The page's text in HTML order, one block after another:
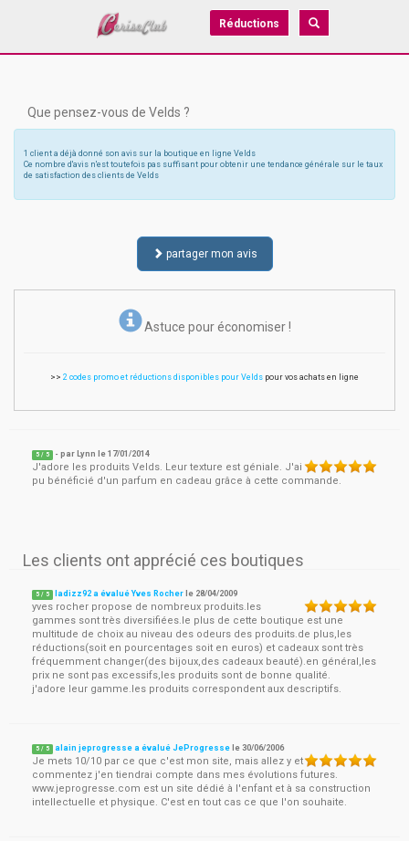
Réductions
Que pensez-vous de Velds ?
1 client a déjà donné son avis sur la boutique en ligne Velds
Ce nombre d'avis n'est toutefois pas suffisant pour obtenir une tendance générale sur le taux
de satisfaction des clients de Velds
partager mon avis
Astuce pour économiser !
>> 2 codes promo et réductions disponibles pour Velds pour vos achats en ligne
5 / 5 - par Lynn le17/01/2014
J'adore les produits Velds. Leur texture est géniale. J'ai
pu bénéficié d'un parfum en cadeau grâce à cette commande.
Les clients ont apprécié ces boutiques
5 / 5 ladizz92 a évalué Yves Rocher le 28/04/2009
yves rocher propose de nombreux produits.les
gammes sont très diversifiées.le plus de cette boutique est une
multitude de choix au niveau des odeurs des produits.de plus,les
réductions(soit en pourcentages soit en euros) et cadeaux sont très
fréquemment changer(des bijoux,des cadeaux beauté).en général,les
prix ne sont pas excessifs,les produits sont de bonne qualité.
j'adore leur gamme.les produits correspondent aux descriptifs.
5 / 5 alain jeprogresse a évalué JeProgresse le30/06/2006
Je mets 10/10 par ce que c'est mon site, mais allez y et
commentez j'en tiendrai compte dans mes évolutions futures.
www.jeprogresse.com est un site dédié à l'enfant et à sa construction
intellectuelle et physique. C'est en tout cas ce que l'on souhaite.